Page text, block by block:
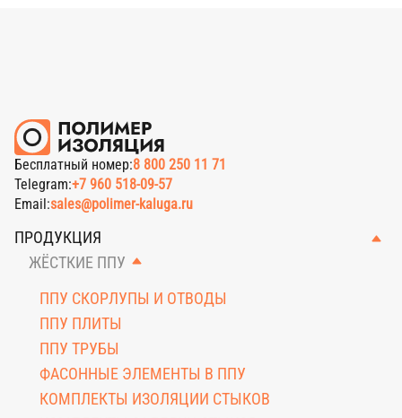
Бесплатный номер:8 800 250 11 71
Telegram:+7 960 518-09-57
Email:sales@polimer-kaluga.ru
ПРОДУКЦИЯ
ЖЁСТКИЕ ППУ
ППУ СКОРЛУПЫ И ОТВОДЫ
ППУ ПЛИТЫ
ППУ ТРУБЫ
ФАСОННЫЕ ЭЛЕМЕНТЫ В ППУ
КОМПЛЕКТЫ ИЗОЛЯЦИИ СТЫКОВ